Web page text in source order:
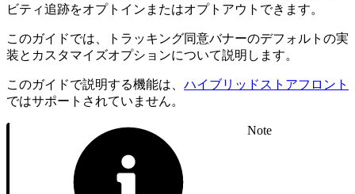
ビティ追跡をオプトインまたはオプトアウトできます。
このガイドでは、トラッキング同意バナーのデフォルトの実
装とカスタマイズオプションについて説明します。
このガイドで説明する機能は、 ハイブリッドストアフロント
ではサポートされていません。
Note